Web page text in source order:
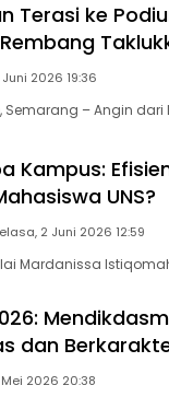
Terasi ke
Juni 2026 19:36
Semarang – Angin dari
Kampus:
UNS?
2 Juni 2026 12:59
Mardanissa
dan
2026 20:38